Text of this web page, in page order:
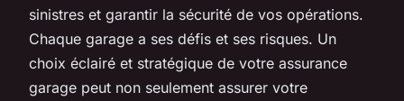
sinistres et garantir la sécurité de vos opérations.
Chaque garage a ses défis et ses risques. Un
choix éclairé et stratégique de votre assurance
garage peut non seulement assurer votre